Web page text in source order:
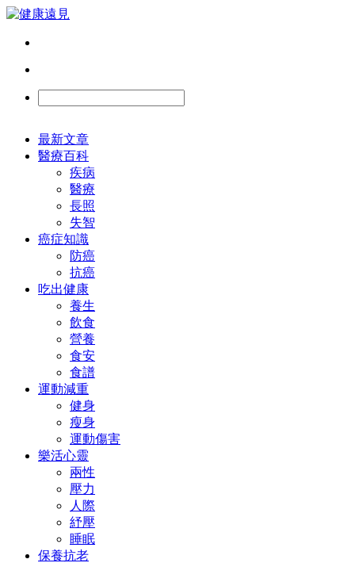
最新文章
醫療百科
疾病
醫療
長照
失智
癌症知識
防癌
抗癌
吃出健康
養生
飲食
營養
食安
食譜
運動減重
健身
瘦身
運動傷害
樂活心靈
兩性
壓力
人際
紓壓
睡眠
保養抗老